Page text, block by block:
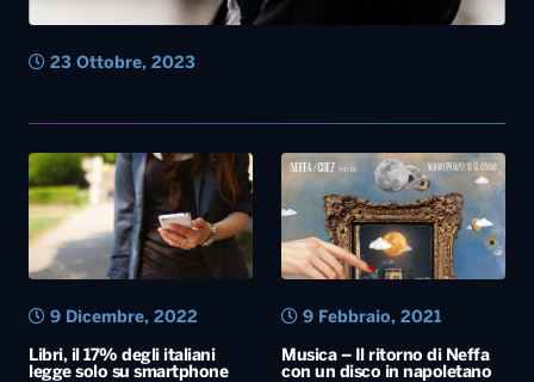
23 Ottobre, 2023
Libri, il 17% degli italiani
legge solo su smartphone
9 Dicembre, 2022
Musica – Il ritorno di Neffa
con un disco in napoletano
9 Febbraio, 2021